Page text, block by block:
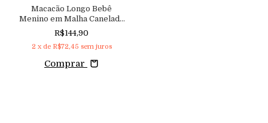
Macacão Longo Bebê
Menino em Malha Canelada
Peluciada com Abertura
Frontal Aconchego
R$144,90
2 x de R$72,45 sem juros
Comprar